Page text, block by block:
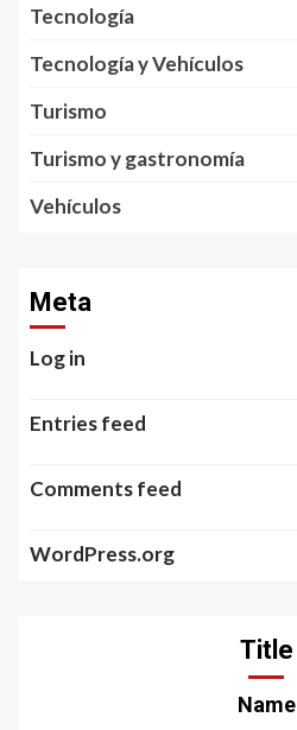
Tecnología
Tecnología y Vehículos
Turismo
Turismo y gastronomía
Vehículos
Meta
Log in
Entries feed
Comments feed
WordPress.org
Title
Name